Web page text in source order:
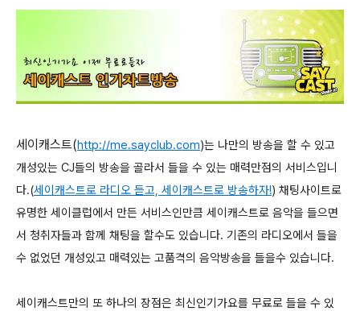
세이캐스트(http://me.sayclub.com)는 나만의 방송을 할 수 있고
개성있는 CJ들의 방송을 골라서 들을 수 있는 매력만점의 서비스입니
다.(세이캐스트로 라디오 듣고, 세이캐스트로 방송하자!) 채팅사이트로
유명한 세이클럽에서 만든 서비스인만큼 세이캐스트로 음악을 들으면
서 청취자들과 함께 채팅을 할수도 있습니다. 기존의 라디오에서 들을
수 없었던 개성있고 매력있는 고품격의 음악방송을 들을수 있습니다.
세이캐스트만의 또 하나의 장점은 최신인기가요를 무료로 들을 수 있